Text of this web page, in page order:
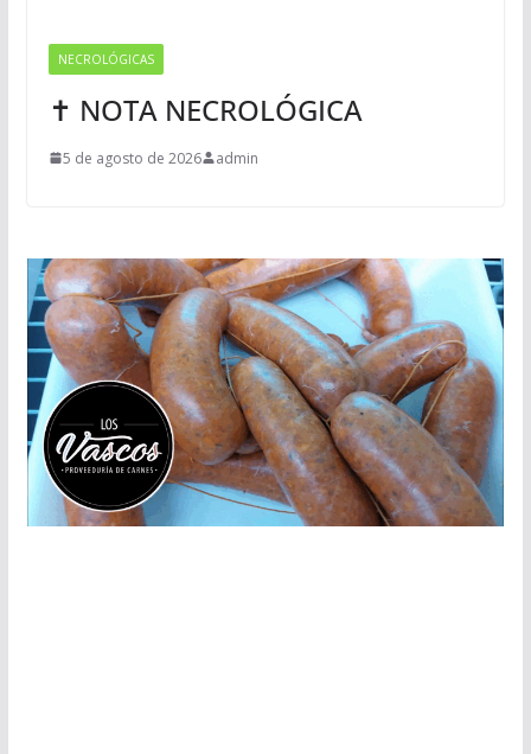
NECROLÓGICAS
✝ NOTA NECROLÓGICA
5 de agosto de 2026 admin